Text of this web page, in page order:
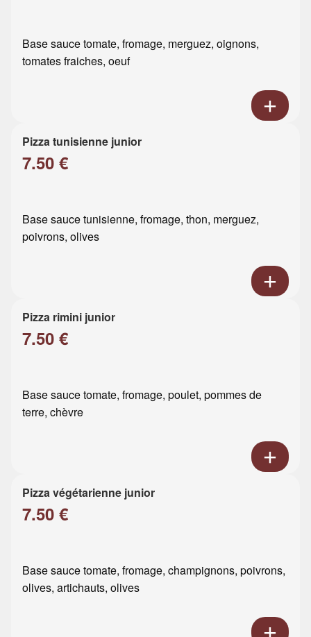
Base sauce tomate, fromage, merguez, oignons,
tomates fraiches, oeuf
Pizza tunisienne junior
7.50 €
Base sauce tunisienne, fromage, thon, merguez,
poivrons, olives
Pizza rimini junior
7.50 €
Base sauce tomate, fromage, poulet, pommes de
terre, chèvre
Pizza végétarienne junior
7.50 €
Base sauce tomate, fromage, champignons, poivrons,
olives, artichauts, olives